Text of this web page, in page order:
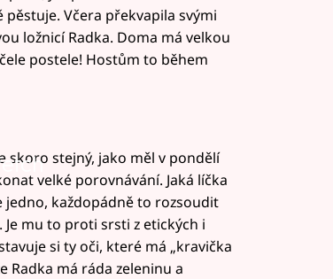
Včera překvapila svými
ložnicí Radka. Doma má velkou
postele! Hostům to během
skoro stejný, jako měl v pondělí
velké porovnávání. Jaká líčka
jedno, každopádně to rozsoudit
mu to proti srsti z etických i
si ty oči, které má „kravička
Radka má ráda zeleninu a